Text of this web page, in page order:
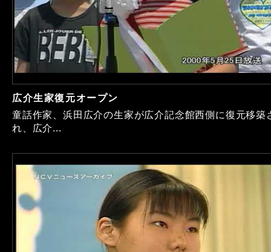
広介生家復元オープン
童話作家、浜田広介の生家が広介記念館西側に復元移築
れ、広介...